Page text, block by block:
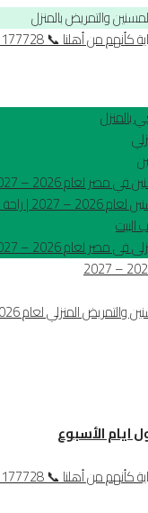
والتمريض بالمنزل
بالمنزل
مصر لعام 2026 – 2027
جليسة مسنين
البيت
مصر لعام 2026 – 2027
ايام الأسبوع